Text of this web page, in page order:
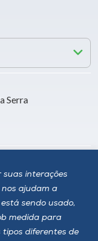
suas interações
nos ajudam a
sendo usado,
medida para
tipos diferentes de
Serra